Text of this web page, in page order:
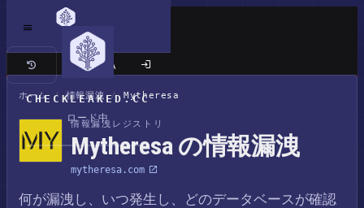
CHECKLEAKED.CC
ロード中
クラシックサイト
ホーム / 情報漏洩 / Mytheresa
情報漏洩レジストリ
Mytheresa の情報漏洩
mytheresa.com
何が漏洩し、いつ発生し、どのデータベースが確認